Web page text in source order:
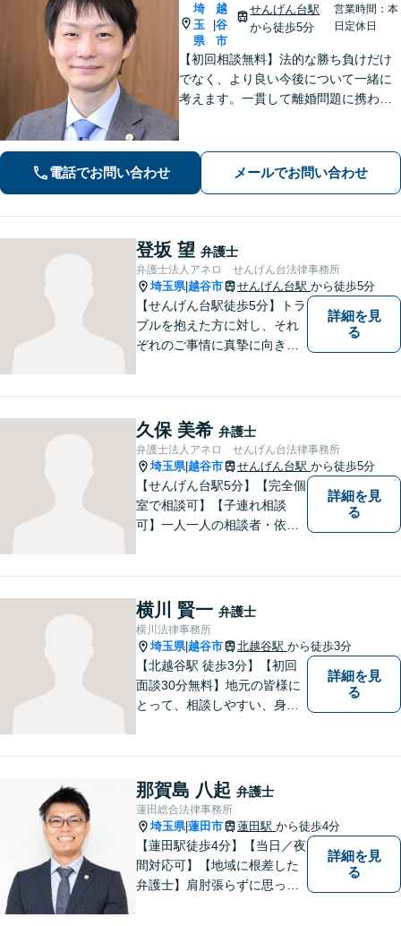
埼
玉
県
|
越
谷
市
せんげん台駅
から徒歩5分
営業時間：本
日定休日
【初回相談無料】法的な勝ち負けだけ
でなく、より良い今後について一緒に
考えます。一貫して離婚問題に携わり
ずご相談ください【完全個室】【せん
げん台駅より徒歩5分】
電話でお問い合わせ メールでお問い合わせ
登坂 望 弁護士
弁護士法人アネロ せんげん台法律事務所
埼玉県|越谷市 せんげん台駅 から徒歩5分
【せんげん台駅徒歩5分】トラ
ブルを抱えた方に対し、それ
ぞれのご事情に真摯に向き合
金、 労働、企業法務など、多
岐に渡る分野に精通していま
す。お困りごとはお気軽にご
連絡ください。
詳細を見
る
久保 美希 弁護士
弁護士法人アネロ せんげん台法律事務所
埼玉県|越谷市 せんげん台駅 から徒歩5分
【せんげん台駅5分】【完全個
室で相談可】【子連れ相談
可】一人一人の相談者・依頼
適切かつ速やかに解決いたし
ます。 お気軽にご相談くださ
い。
詳細を見
る
横川 賢一 弁護士
横川法律事務所
埼玉県|越谷市 北越谷駅 から徒歩3分
【北越谷駅 徒歩3分】【初回
面談30分無料】地元の皆様に
とって、相談しやすい、身近
してよいのかと迷っている
方、ぜひ一度ご相談くださ
い。
詳細を見
る
那賀島 八起 弁護士
蓮田総合法律事務所
埼玉県|蓮田市 蓮田駅 から徒歩4分
【蓮田駅徒歩4分】【当日／夜
間対応可】【地域に根差した
弁護士】肩肘張らずに思って
詳細を見
る